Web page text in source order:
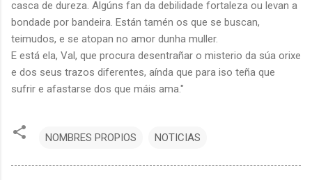
casca de dureza. Algúns fan da debilidade fortaleza ou levan a
bondade por bandeira. Están tamén os que se buscan,
teimudos, e se atopan no amor dunha muller.
E está ela, Val, que procura desentrañar o misterio da súa orixe
e dos seus trazos diferentes, aínda que para iso teña que
sufrir e afastarse dos que máis ama."
NOMBRES PROPIOS NOTICIAS